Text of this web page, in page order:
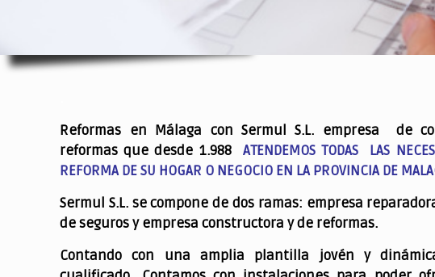
Reformas en Málaga con Sermul S.L. empresa de
reformas que desde 1.988 ATENDEMOS TODAS LAS
REFORMA DE SU HOGAR O NEGOCIO EN LA PROVINCIA DE
Sermul S.L. se compone de dos ramas: empresa
de seguros y empresa constructora y de reformas.
Contando con una amplia plantilla jovén y